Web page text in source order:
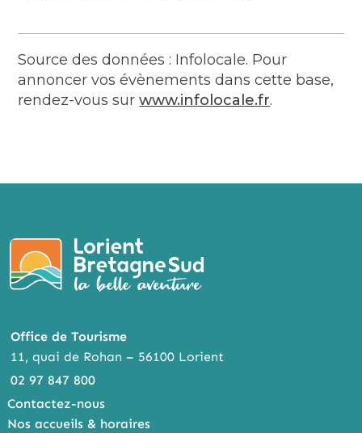
Source des données : Infolocale. Pour
annoncer vos évènements dans cette base,
rendez-vous surwww.infolocale.fr.
Office de Tourisme
11, quai de Rohan – 56100 Lorient
02 97 847 800
Contactez-nous
Nos accueils & horaires